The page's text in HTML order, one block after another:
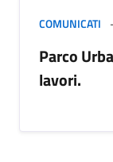
COMUNICATI
Parco
lavori.